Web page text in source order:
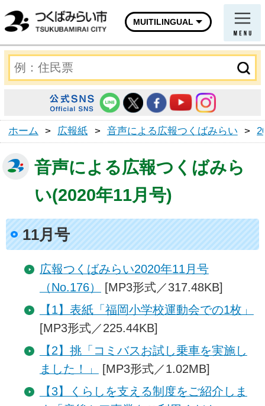
MUITILINGUAL
ホーム > 広報紙 > 音声による広報つくばみらい >
音声による広報つくばみら
い(2020年11月号)
11月号
広報つくばみらい2020年11月号
（No.176）
[MP3形式／317.48KB]
【1】表紙「福岡小学校運動会での1枚」
[MP3形式／225.44KB]
【2】挑「コミバスお試し乗車を実施し
ました！」
[MP3形式／1.02MB]
【3】くらしを支える制度をご紹介しま